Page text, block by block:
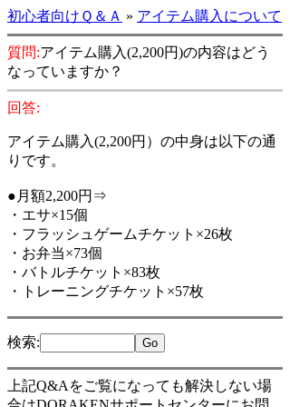
初心者向けＱ＆Ａ » アイテム購入について
質問:アイテム購入(2,200円)の内容はどう
なっていますか？
回答:
アイテム購入(2,200円）の中身は以下の通
りです。
●月額2,200円⇒
・エサ×15個
・フラッシュゲームチケット×26枚
・お弁当×73個
・バトルチケット×83枚
・トレーニングチケット×57枚
検索:
上記Q&Aをご覧になっても解決しない場